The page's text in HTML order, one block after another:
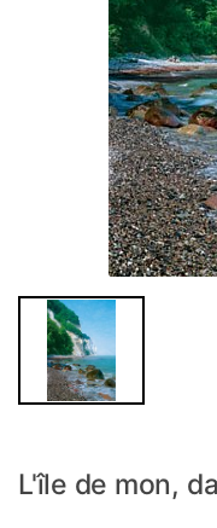
L'île de mon,